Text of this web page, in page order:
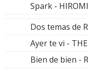
Spark -
Dos temas de
Ayer te vi -
Bien de bien -